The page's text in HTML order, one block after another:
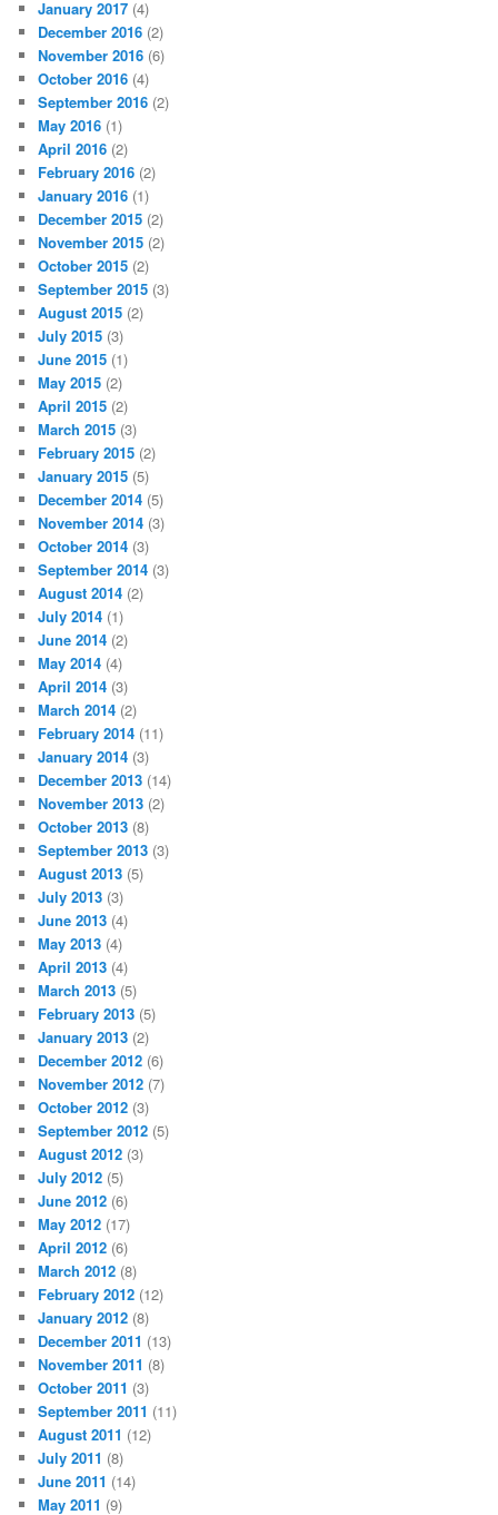
January 2017 (4)
December 2016 (2)
November 2016 (6)
October 2016 (4)
September 2016 (2)
May 2016 (1)
April 2016 (2)
February 2016 (2)
January 2016 (1)
December 2015 (2)
November 2015 (2)
October 2015 (2)
September 2015 (3)
August 2015 (2)
July 2015 (3)
June 2015 (1)
May 2015 (2)
April 2015 (2)
March 2015 (3)
February 2015 (2)
January 2015 (5)
December 2014 (5)
November 2014 (3)
October 2014 (3)
September 2014 (3)
August 2014 (2)
July 2014 (1)
June 2014 (2)
May 2014 (4)
April 2014 (3)
March 2014 (2)
February 2014 (11)
January 2014 (3)
December 2013 (14)
November 2013 (2)
October 2013 (8)
September 2013 (3)
August 2013 (5)
July 2013 (3)
June 2013 (4)
May 2013 (4)
April 2013 (4)
March 2013 (5)
February 2013 (5)
January 2013 (2)
December 2012 (6)
November 2012 (7)
October 2012 (3)
September 2012 (5)
August 2012 (3)
July 2012 (5)
June 2012 (6)
May 2012 (17)
April 2012 (6)
March 2012 (8)
February 2012 (12)
January 2012 (8)
December 2011 (13)
November 2011 (8)
October 2011 (3)
September 2011 (11)
August 2011 (12)
July 2011 (8)
June 2011 (14)
May 2011 (9)